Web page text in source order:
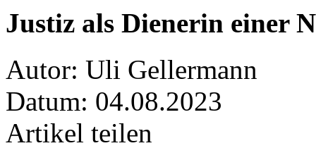
Justiz als Dienerin einer
Autor: Uli Gellermann
Datum: 04.08.2023
Artikel teilen